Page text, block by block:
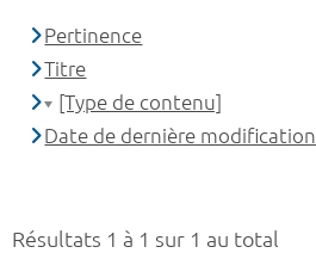
Résultats 1 à 1 sur 1 au total
Pertinence
Titre
[Type de contenu]
Date de dernière modification